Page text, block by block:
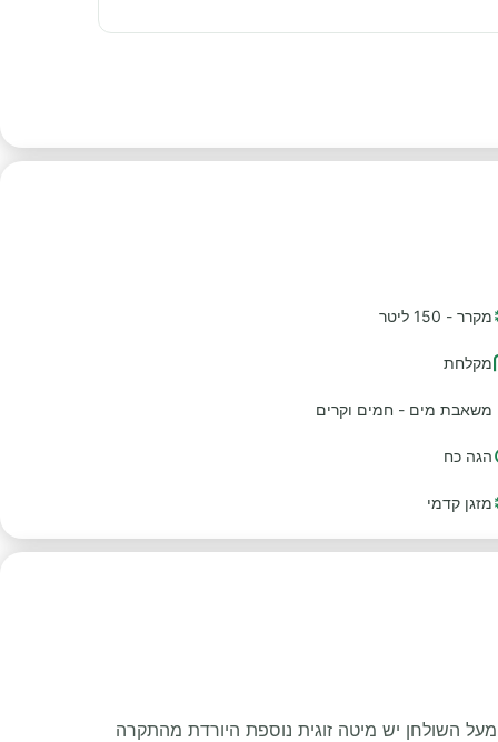
מקרר - 150 ליטר
מקלחת
משאבת מים - חמים וקרים
הגה כח
מזגן קדמי
השולחן יש מיטה זוגית נוספת היורדת מהתקרה